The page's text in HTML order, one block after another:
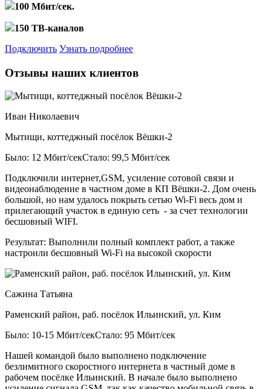
100 Мбит/сек.
150 ТВ-каналов
Подключить Узнать подробнее
Отзывы наших клиентов
Иван Николаевич
Мытищи, коттеджный посёлок Вёшки-2
Было: 12 Мбит/секСтало: 99,5 Мбит/сек
Подключили интернет,GSM, усиление сотовой связи и
видеонаблюдение в частном доме в КП Вёшки-2. Дом очень
большой, но нам удалось покрыть сетью Wi-Fi весь дом и
прилегающий участок в единую сеть - за счет технологии
бесшовный WIFI.
Результат: Выполнили полный комплект работ, а также
настроили бесшовный Wi-Fi на высокой скорости
Сажина Татьяна
Раменский район, раб. посёлок Ильинский, ул. Ким
Было: 10-15 Мбит/секСтало: 95 Мбит/сек
Нашей командой было выполнено подключение
безлимитного скоростного интернета в частный доме в
рабочем посёлке Ильинский. В начале было выполнено